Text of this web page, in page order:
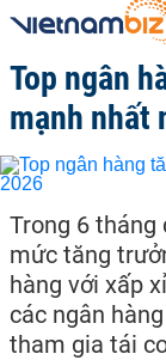
Top ngân
mạnh nhất
Trong 6 tháng
mức tăng
hàng với xấp
các ngân
tham gia tái